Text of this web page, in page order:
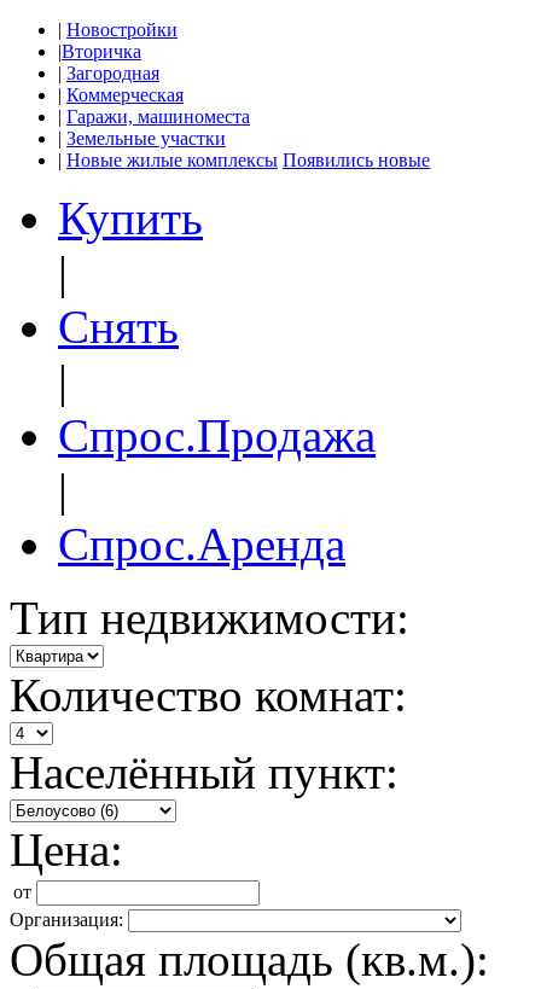
| Новостройки
|Вторичка
| Загородная
| Коммерческая
| Гаражи, машиноместа
| Земельные участки
| Новые жилые комплексы Появились новые
Купить
|
Снять
|
Спрос.Продажа
|
Спрос.Аренда
Тип недвижимости:
Количество комнат:
Населённый пункт:
Цена:
от
Организация:
Общая площадь (кв.м.):